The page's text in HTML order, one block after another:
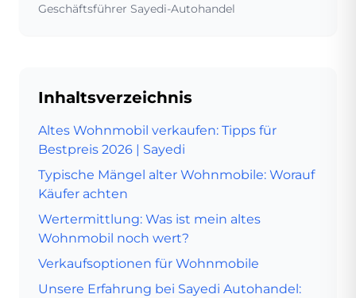
Geschäftsführer Sayedi-Autohandel
Inhaltsverzeichnis
Altes Wohnmobil verkaufen: Tipps für
Bestpreis 2026 | Sayedi
Typische Mängel alter Wohnmobile: Worauf
Käufer achten
Wertermittlung: Was ist mein altes
Wohnmobil noch wert?
Verkaufsoptionen für Wohnmobile
Unsere Erfahrung bei Sayedi Autohandel: